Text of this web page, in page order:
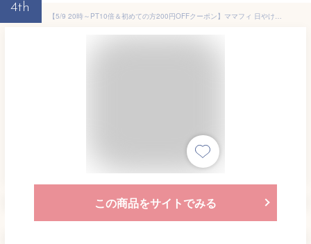
4th
【5/9 20時～PT10倍＆初めての方200円OFFクーポン】ママフィ 日やけ止め＆虫よけセット(UV スキンケアミルク SPF40 PA+++ 60g、しっかり虫よけクリーム 60g)赤ちゃん ベビー 子ども 乳幼児 虫除け 紫外線 トコジラミ ディート アウトドア 無添加 低刺激 国産 製薬会社 Mamafy
この商品をサイトでみる